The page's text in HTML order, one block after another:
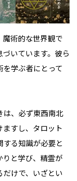
術的な世界観で
いています。彼ら
学ぶ者にとって
、必ず東西南北
すし、タロット
する知識が必要と
りと学び、精霊が
けで、いざとい